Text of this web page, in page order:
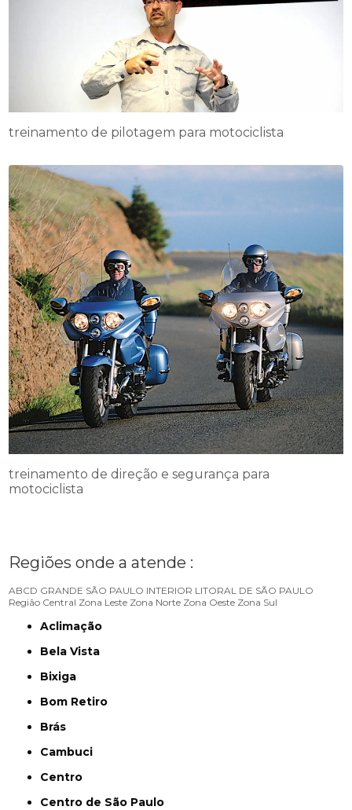
treinamento de pilotagem para motociclista
treinamento de direção e segurança para
motociclista
Regiões onde a atende :
ABCD GRANDE SÃO PAULO INTERIOR LITORAL DE SÃO PAULO
Região Central Zona Leste Zona Norte Zona Oeste Zona Sul
Aclimação
Bela Vista
Bixiga
Bom Retiro
Brás
Cambuci
Centro
Centro de São Paulo